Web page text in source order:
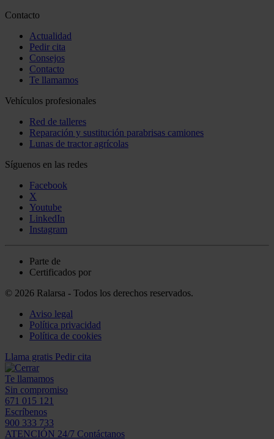
Contacto
Actualidad
Pedir cita
Consejos
Contacto
Te llamamos
Vehículos profesionales
Red de talleres
Reparación y sustitución parabrisas camiones
Lunas de tractor agrícolas
Síguenos en las redes
Facebook
X
Youtube
LinkedIn
Instagram
Parte de
Certificados por
© 2026 Ralarsa - Todos los derechos reservados.
Aviso legal
Política privacidad
Política de cookies
Llama gratis Pedir cita
Te llamamos
Sin compromiso
671 015 121
Escríbenos
900 333 733
ATENCIÓN 24/7 Contáctanos